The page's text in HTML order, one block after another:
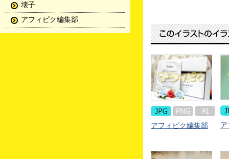
アフィピク編集部
壊子
アフィピク編集部